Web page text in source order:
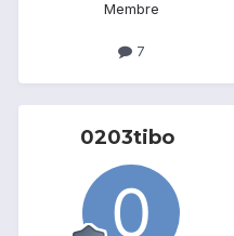
Membre
7
0203tibo